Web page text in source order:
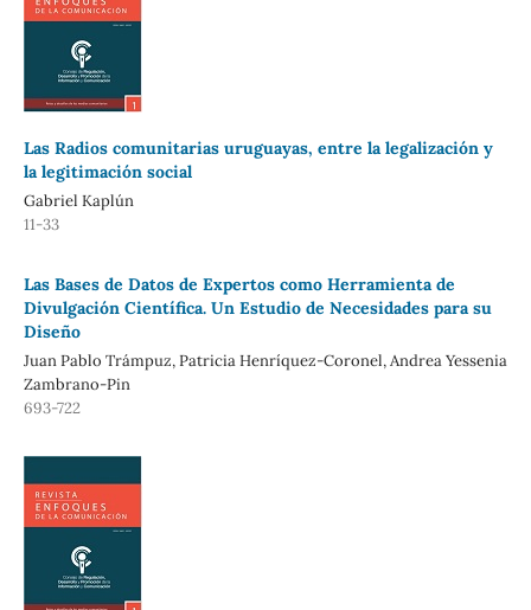
Las Radios comunitarias uruguayas, entre la legalización y
la legitimación social
Gabriel Kaplún
11-33
Las Bases de Datos de Expertos como Herramienta de
Divulgación Científica. Un Estudio de Necesidades para su
Diseño
Juan Pablo Trámpuz, Patricia Henríquez-Coronel, Andrea Yessenia
Zambrano-Pin
693-722